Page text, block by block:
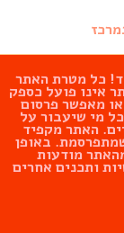
18 בלבד! כל מטרת האתר
אינו פועל כספק
מאפשר פרסום
מי שיעבור על
האתר מקפיד
באופן
מודעות
ותכנים אחרים